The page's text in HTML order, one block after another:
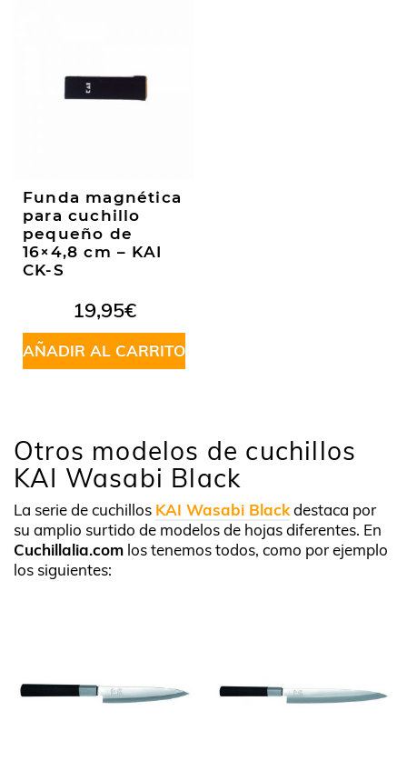
Funda magnética
para cuchillo
pequeño de
16×4,8 cm – KAI
CK-S
19,95€
AÑADIR AL CARRITO
Otros modelos de cuchillos
KAI Wasabi Black
La serie de cuchillos KAI Wasabi Blackdestaca por
su amplio surtido de modelos de hojas diferentes. En
Cuchillalia.com los tenemos todos, como por ejemplo
los siguientes: